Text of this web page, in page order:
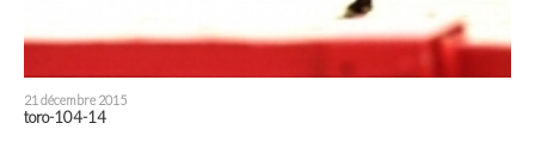
21 décembre 2015
toro-104-14